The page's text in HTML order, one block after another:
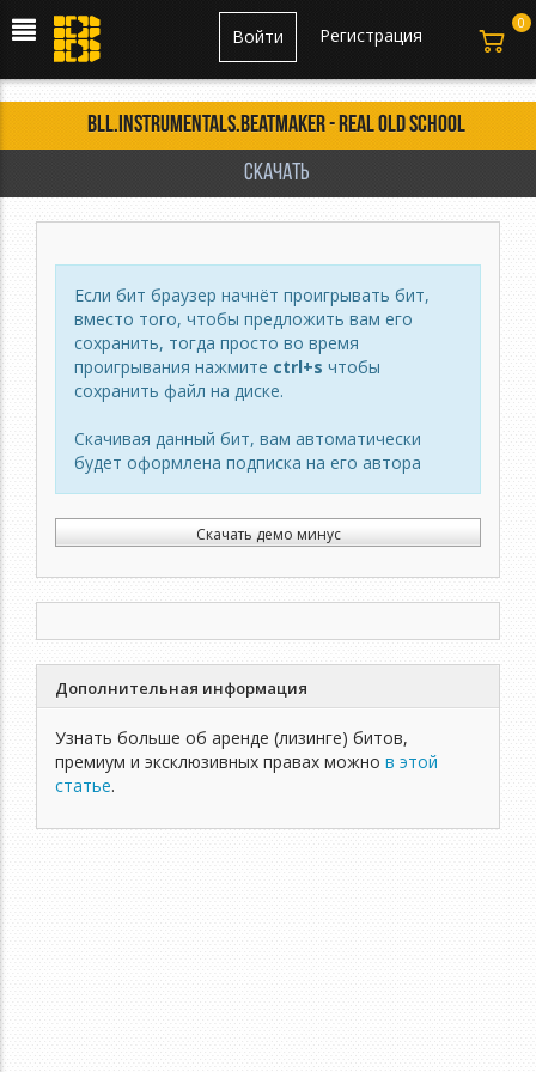
Регистрация
Войти
BLL.Instrumentals.Beatmaker - Real Old School
Скачать
Если бит браузер начнёт проигрывать бит,
вместо того, чтобы предложить вам его
сохранить, тогда просто во время
проигрывания нажмите ctrl+s чтобы
сохранить файл на диске.
Скачивая данный бит, вам автоматически
будет оформлена подписка на его автора
Скачать демо минус
Дополнительная информация
Узнать больше об аренде (лизинге) битов,
премиум и эксклюзивных правах можно в этой
статье.
0